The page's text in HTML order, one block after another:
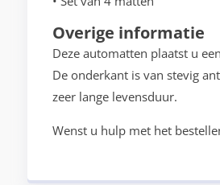
Overige informatie
Deze automatten plaatst u
De onderkant is van stevig
zeer lange levensduur.
Wenst u hulp met het